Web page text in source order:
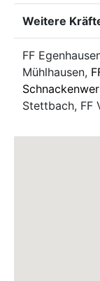
Weitere
FF
Mühlhausen,
Stettbach, FF